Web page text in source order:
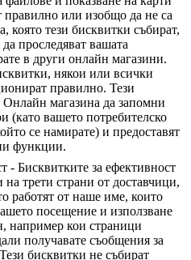
правилно или изобщо да не са
тези бисквитки събират,
проследяват вашата
в други онлайн магазини.
някои или всички
правилно. Тези
Онлайн магазина да запомни
(като вашето потребителско
се намирате) и предоставят
функции.
- Бисквитките за ефективност
трети страни от доставчици,
работят от наше име, които
посещение и използване
например кои страници
получавате съобщения за
бисквитки не събират